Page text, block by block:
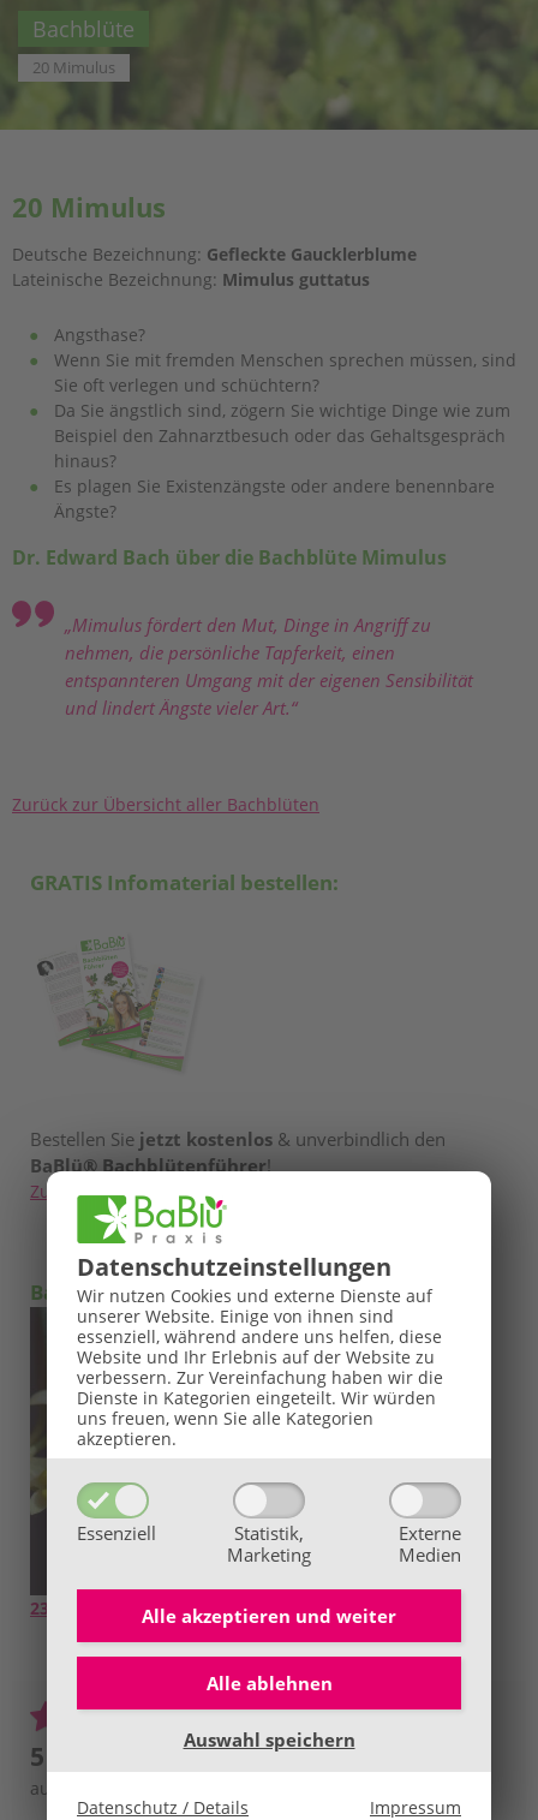
Datenschutz­einstellungen
Wir nutzen Cookies und externe Dienste auf
unserer Website. Einige von ihnen sind
essenziell, während andere uns helfen, diese
Website und Ihr Erlebnis auf der Website zu
verbessern. Zur Vereinfachung haben wir die
Dienste in Kategorien eingeteilt. Wir würden
uns freuen, wenn Sie alle Kategorien
akzeptieren.
Essenziell
Statistik,
Marketing
Externe
Medien
Alle akzeptieren und weiter
Alle ablehnen
Auswahl speichern
Datenschutz / Details Impressum
Bachblüte
20 Mimulus
20 Mimulus
Deutsche Bezeichnung: Gefleckte Gaucklerblume
Lateinische Bezeichnung: Mimulus guttatus
Angsthase?
Wenn Sie mit fremden Menschen sprechen müssen, sind
Sie oft verlegen und schüchtern?
Da Sie ängstlich sind, zögern Sie wichtige Dinge wie zum
Beispiel den Zahnarztbesuch oder das Gehaltsgespräch
hinaus?
Es plagen Sie Existenzängste oder andere benennbare
Ängste?
Dr. Edward Bach über die Bachblüte Mimulus
„Mimulus fördert den Mut, Dinge in Angriff zu
nehmen, die persönliche Tapferkeit, einen
entspannteren Umgang mit der eigenen Sensibilität
und lindert Ängste vieler Art.“
Zurück zur Übersicht aller Bachblüten
GRATIS Infomaterial bestellen:
Bestellen Sie jetzt kostenlos & unverbindlich den
BaBlü® Bachblütenführer!
Zum BaBlü® Bachblütenführer
Bachblüte des Tages
23 Olive
5 / 5 Sterne
aus insgesamt